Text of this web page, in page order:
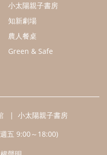
小太陽親子書房
知新劇場
農人餐桌
Green & Safe
小太陽親子書房
五 9:00～18:00)